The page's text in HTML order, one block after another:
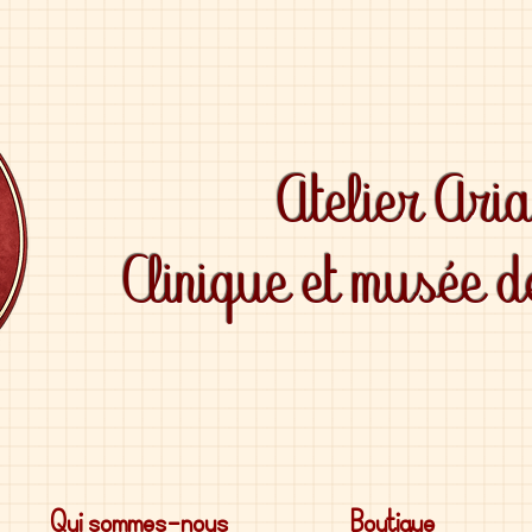
Atelier
Clinique et musée